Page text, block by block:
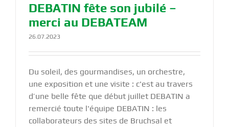
DEBATIN fête son jubilé –
merci au DEBATEAM
26.07.2023
Du soleil, des gourmandises, un orchestre,
une exposition et une visite : c'est au travers
d’une belle fête que début juillet DEBATIN a
remercié toute l'équipe DEBATIN : les
collaborateurs des sites de Bruchsal et